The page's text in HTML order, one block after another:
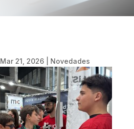
Mar 21, 2026| Novedades